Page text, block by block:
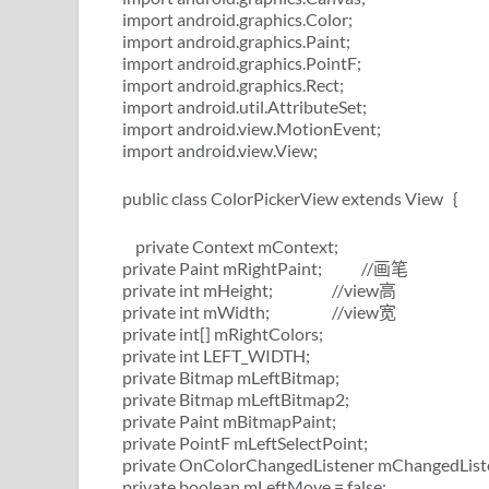
import android.graphics.Color;
import android.graphics.Paint;
import android.graphics.PointF;
import android.graphics.Rect;
import android.util.AttributeSet;
import android.view.MotionEvent;
import android.view.View;
public class ColorPickerView extends View {
private Context mContext;
private Paint mRightPaint; //画笔
private int mHeight; //view高
private int mWidth; //view宽
private int[] mRightColors;
private int LEFT_WIDTH;
private Bitmap mLeftBitmap;
private Bitmap mLeftBitmap2;
private Paint mBitmapPaint;
private PointF mLeftSelectPoint;
private OnColorChangedListener